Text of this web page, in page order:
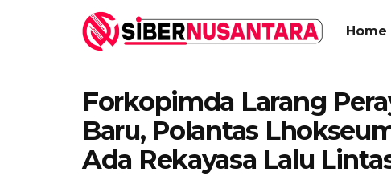
Home
Forkopimda Larang
Baru, Polantas
Ada Rekayasa Lalu